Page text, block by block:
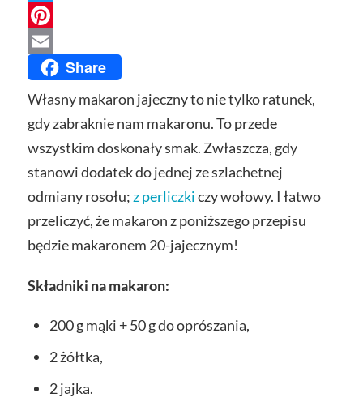
Twitter
Pinterest
Email Share
Własny makaron jajeczny to nie tylko ratunek,
gdy zabraknie nam makaronu. To przede
wszystkim doskonały smak. Zwłaszcza, gdy
stanowi dodatek do jednej ze szlachetnej
odmiany rosołu;z perliczkiczy wołowy. I łatwo
przeliczyć, że makaron z poniższego przepisu
będzie makaronem 20-jajecznym!
Składniki na makaron:
200 g mąki + 50 g do oprószania,
2 żółtka,
2 jajka.